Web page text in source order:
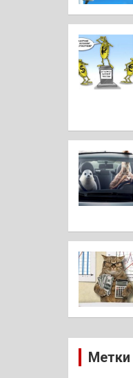
Метки